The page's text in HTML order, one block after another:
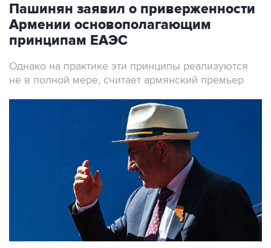
Пашинян заявил о приверженности
Армении основополагающим
принципам ЕАЭС
Однако на практике эти принципы реализуются
не в полной мере, считает армянский премьер